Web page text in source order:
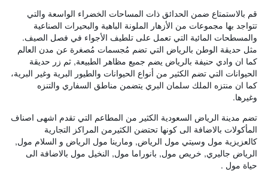
قم بالاستمتاع ضمن الحدائق ذات المساحات الخضراء الواسعة والتي
تتواجد بها مجموعات من الأزهار الملونة الباهية والبحيرات الصناعية
والمسطحات المائية التي تعمل على تلطيف الأجواء في فصل الصيف.
مثل حديقة الوطن بالرياض التي تضم مُجسمات مُصغرة عن مدن العالم
كما ان وادي حنيفة بالرياض يضم جميع مظاهر الطبيعة, ثم زر حديقة
الحيوانات التي تضم الكثير من أنواع الحيوانات والطيور البرية وغير البرية،
كما ان منتزه الملك سلمان البري يتضمن مناطق السفاري والتنزه
وغيرها.
تضم مدينة الرياض السعودية الكثير من المطاعم التي تقدم اشهى اصناف
المأكولات بالاضافة الى كونها تحتضن الكثيرمن المراكز التجارية
كالعزيزية مول وسيتي مول الرياض, ومارينا مول الرياض و السلام مول,
الرياض جاليري, خريص مول, بانوراما مول, النخيل مول بالاضافة الى
حياة مول .